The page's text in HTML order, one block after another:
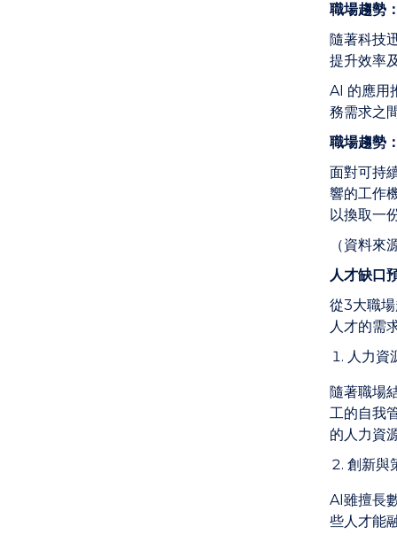
職場趨勢
隨著科技
提升效率
AI 的應用
務需求之
職場趨勢
面對可持
響的工作
以換取一
（資料來
人才缺口
從3大職
人才的需
人力資
隨著職場
工的自我
的人力資
創新與
AI雖擅長
些人才能